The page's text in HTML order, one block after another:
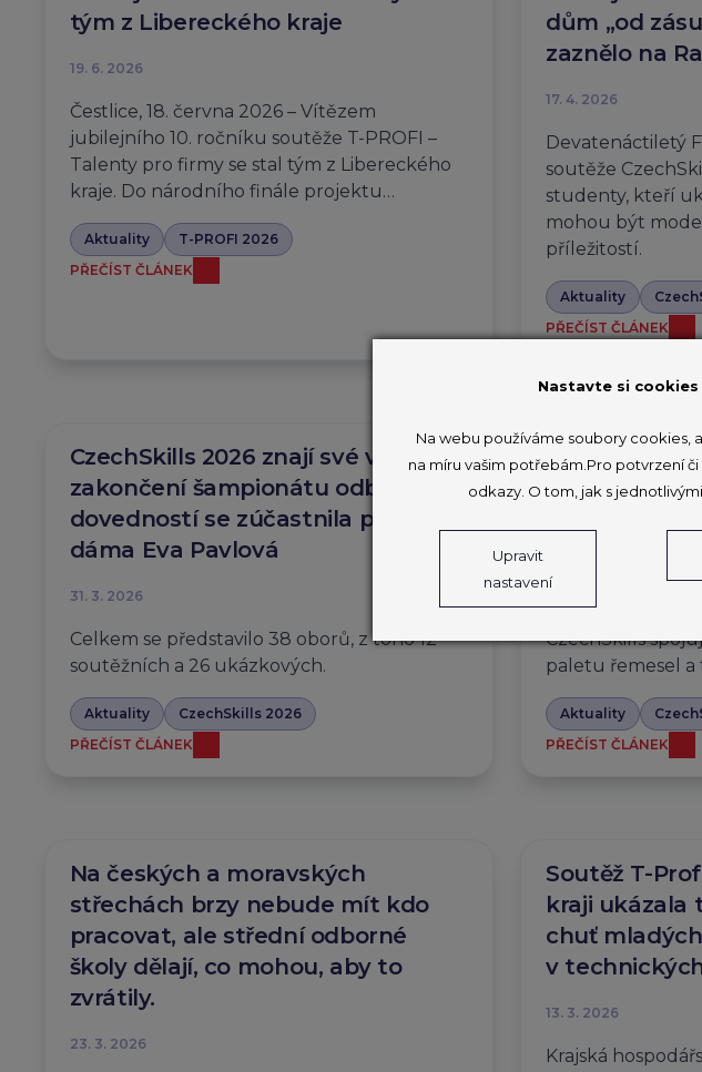
tým z Libereckého kraje
19. 6. 2026
Čestlice, 18. června 2026 – Vítězem
jubilejního 10. ročníku soutěže T-PROFI –
Talenty pro firmy se stal tým z Libereckého
kraje. Do národního finále projektu…
Aktuality
T-PROFI 2026
PŘEČÍST ČLÁNEK
dům „od
zaznělo na
17. 4. 2026
Devatenáctiletý
soutěže
studenty, kteří
mohou být
příležitostí.
Aktuality
PŘEČÍST ČLÁNEK
CzechSkills 2026 znají své vítěze,
zakončení šampionátu odborných
dovedností se zúčastnila první
dáma Eva Pavlová
31. 3. 2026
Celkem se představilo 38 oborů, z toho 12
soutěžních a 26 ukázkových.
Aktuality
CzechSkills 2026
PŘEČÍST ČLÁNEK
V Brně
profesionálů
CzechSkills
paletu řemesel
Aktuality
PŘEČÍST ČLÁNEK
Na českých a moravských
střechách brzy nebude mít kdo
pracovat, ale střední odborné
školy dělají, co mohou, aby to
zvrátily.
23. 3. 2026
Soutěž T-
kraji ukázala
chuť
v
13. 3. 2026
Krajská
Nastavte si
Na webu používáme soubory cookies,
na míru vašim potřebám.Pro potvrzení
odkazy. O tom, jak s
Upravit
nastavení